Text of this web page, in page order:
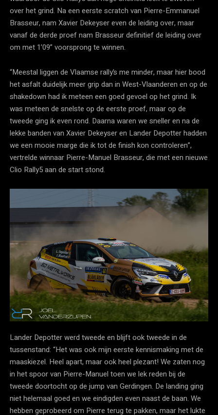
over het grind. Na een eerste scratch van Pierre-Emmanuel
Brasseur, nam Xavier Dekeyser even de leiding over, maar
vanaf de derde proef nam Brasseur definitief de leiding over
om met 1’09” voorsprong te winnen.
“Meestal liggen de Vlaamse rally’s me minder, maar hier bood
het asfalt duidelijk meer grip dan in West-Vlaanderen en op de
shakedown had ik meteen een goed gevoel op het grind. Ik
was meteen de snelste op de eerste proef, maar op de
tweede ging ik even rond. Daarna waren we sneller en na de
lekke banden van Xavier Dekeyser en Lander Depotter hadden
we een mooie marge die ik tot de finish kon controleren”,
vertrelde winnaar Pierre-Manuel Brasseur, die met een nieuwe
Clio Rally5 aan de start stond.
Lander Depotter werd tweede en blijft ook tweede in de
tussenstand: “Het was ook mijn eerste kennismaking met de
maaskiezel. Heel apart, maar ook heel plezant! We zaten nog
in het spoor van Pierre-Manuel toen we lek reden bij de
tweede doortocht op de jump van Gerdingen. De landing ging
niet helemaal goed en we eindigden even naast de baan. We
hebben geprobeerd om Pierre terug te pakken, maar het lukte